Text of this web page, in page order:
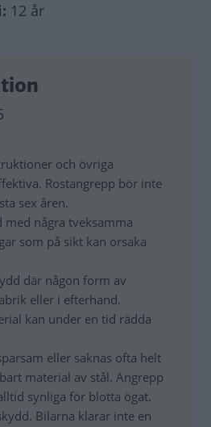
12 år
och övriga
Rostangrepp bör inte
sex åren.
några tveksamma
som på sikt kan orsaka
där någon form av
eller i efterhand.
kan under en tid rädda
eller saknas ofta helt
material av stål. Angrepp
synliga för blotta ögat.
Bilarna klarar inte en